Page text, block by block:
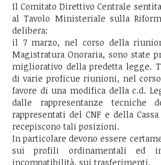
Il Comitato Direttivo Centrale
al Tavolo Ministeriale sulla
delibera:
il 7 marzo, nel corso della
Magistratura Onoraria, sono state
migliorativo della predetta legge.
di varie proficue riunioni, nel
favore di una modifica della c.d.
dalle rappresentanze tecniche
rappresentati del CNF e della
recepiscono tali posizioni.
In particolare devono essere
sui profili ordinamentali ed
incompatibilità, sui trasferimenti.